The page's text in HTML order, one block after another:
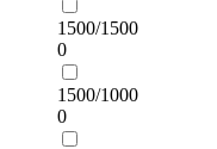
1500/1500
0
1500/1000
0